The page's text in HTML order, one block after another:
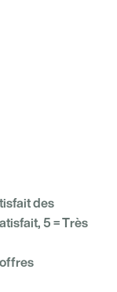
des
5 = Très